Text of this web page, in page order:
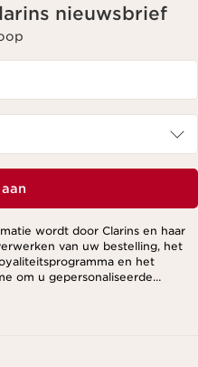
nieuwsbrief
wordt door Clarins en haar
van uw bestelling, het
en het
om u gepersonaliseerde
van uw eerdere aankopen en